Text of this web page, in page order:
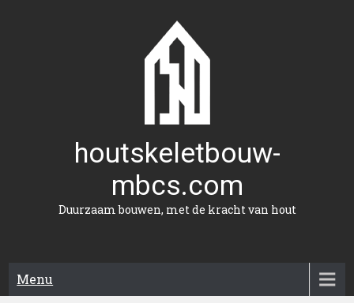
houtskeletbouw-
mbcs.com
Duurzaam bouwen, met de kracht van hout
Menu